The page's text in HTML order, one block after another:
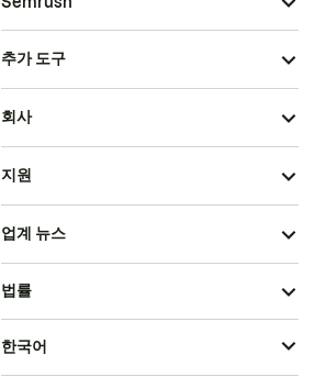
추가 도구
회사
지원
업계 뉴스
법률
한국어